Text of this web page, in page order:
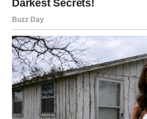
RIBE
Ribe ulaze u jedan od
života.
Ljubav, mir i osjećaj sigurnosti
svakodnevice.